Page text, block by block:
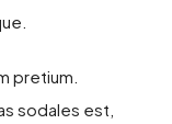
pretium.
sodales est,